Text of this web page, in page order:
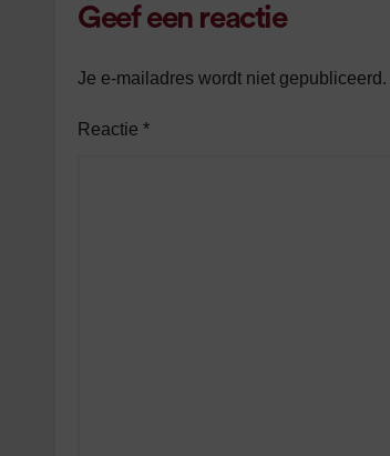
Geef een reactie
Je e-mailadres wordt niet gepubliceerd.
Reactie *